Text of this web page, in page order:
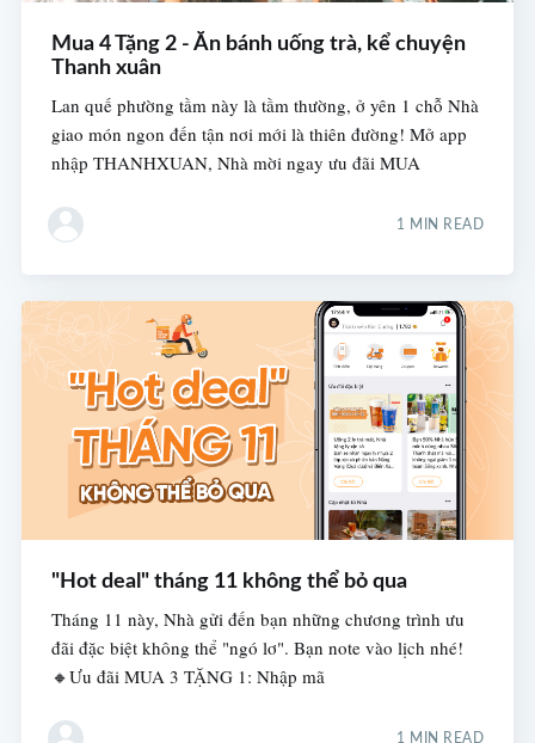
Mua 4 Tặng 2 - Ăn bánh uống trà, kể chuyện
Thanh xuân
Lan quế phường tầm này là tầm thường, ở yên 1 chỗ Nhà
giao món ngon đến tận nơi mới là thiên đường! Mở app
nhập THANHXUAN, Nhà mời ngay ưu đãi MUA
1 MIN READ
"Hot deal" tháng 11 không thể bỏ qua
Tháng 11 này, Nhà gửi đến bạn những chương trình ưu
đãi đặc biệt không thể "ngó lơ". Bạn note vào lịch nhé!
🔸Ưu đãi MUA 3 TẶNG 1: Nhập mã
1 MIN READ